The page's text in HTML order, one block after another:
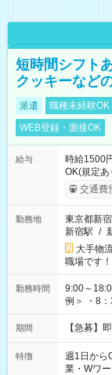
短時間シフト
クッキーなど
派遣 職種未経験OK
WEB登録・面接OK
給与
時給1500
OK(規定あ
交通費
勤務地
東京都新
新宿駅 /
大手物
職場です！
勤務時間
9:00～18:00（実動8時間
例＞ ・8
・13：00
期間 【急募】
特徴 週1日から
業・Wワ